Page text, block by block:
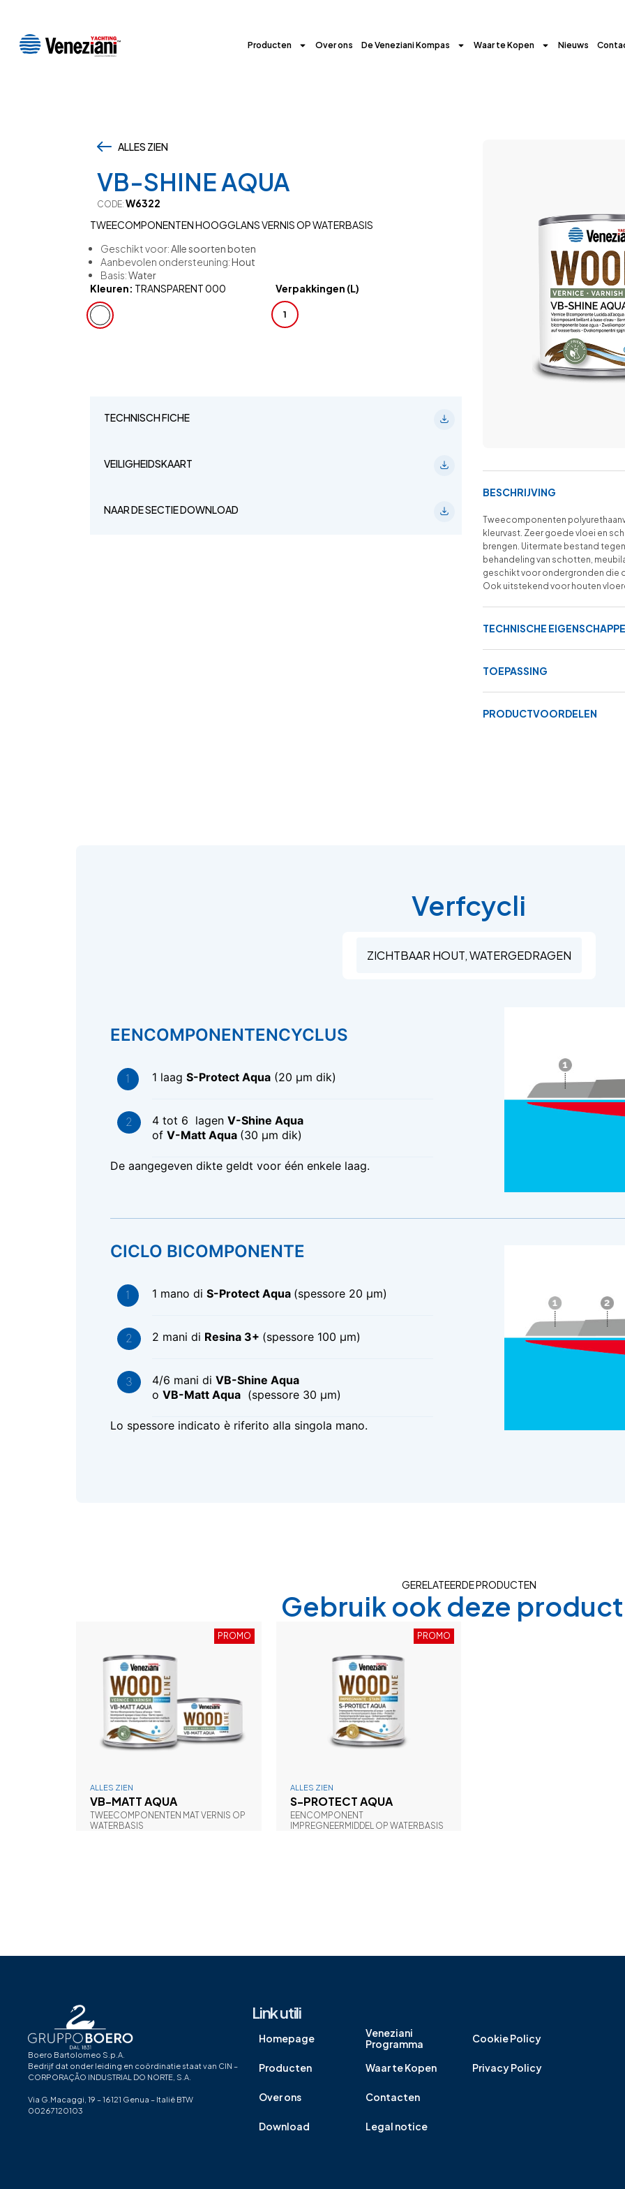
Producten Over ons De Veneziani Kompas Waar te Kopen Nieuws
ALLES ZIEN,
VB-SHINE AQUA
CODE: W6322
TWEECOMPONENTEN HOOGGLANS VERNIS OP WATERBASIS
Geschikt voor:Alle soorten boten
Aanbevolen ondersteuning:Hout
Basis:Water
Kleuren: TRANSPARENT 000 Verpakkingen (L)
1
TECHNISCH FICHE
VEILIGHEIDSKAART
NAAR DE SECTIE DOWNLOAD
BESCHRIJVING
Tweecomponenten
kleurvast. Zeer goede vloei en
brengen. Uitermate bestand
behandeling van schotten,
geschikt voor ondergronden die
Ook uitstekend voor houten
TECHNISCHE
TOEPASSING
PRODUCTVOORDELEN
Verfcycli
ZICHTBAAR HOUT, WATERGEDRAGEN
EENCOMPONENTENCYCLUS
1 laag S-Protect Aqua(20 μm dik)
4 tot 6 lagen V-Shine Aqua
of V-Matt Aqua (30 μm dik)
De aangegeven dikte geldt voor één enkele laag.
CICLO BICOMPONENTE
1 mano di S-Protect Aqua (spessore 20 μm)
2 mani di Resina 3+ (spessore 100 μm)
4/6 mani di VB-Shine Aqua
o VB-Matt Aqua(spessore 30 μm)
Lo spessore indicato è riferito alla singola mano.
GERELATEERDE PRODUCTEN
Gebruik ook deze
PROMO
ALLES ZIEN
VB-MATT AQUA
TWEECOMPONENTEN MAT VERNIS OP
WATERBASIS
PROMO
ALLES ZIEN
S-PROTECT AQUA
EENCOMPONENT
IMPREGNEERMIDDEL OP WATERBASIS
Boero Bartolomeo S.p.A.
Bedrijf dat onder leiding en coördinatie staat van CIN –
CORPORAÇÃO INDUSTRIAL DO NORTE, S.A.
Via G.Macaggi, 19 – 16121 Genua – Italië BTW
00267120103
Link utili
Homepage
Producten
Over ons
Download
Veneziani
Programma
Waar te Kopen
Contacten
Legal notice
Cookie Policy
Privacy Policy